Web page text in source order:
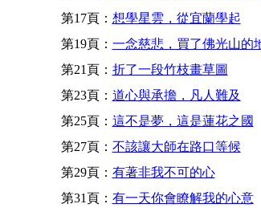
第17頁： 想學星雲，從宜蘭學起
第19頁： 一念慈悲，買了佛光山的
第21頁： 折了一段竹枝畫草圖
第23頁： 道心與承擔，凡人難及
第25頁： 這不是夢，這是蓮花之國
第27頁： 不該讓大師在路口等候
第29頁： 有著非我不可的心
第31頁： 有一天你會瞭解我的心意